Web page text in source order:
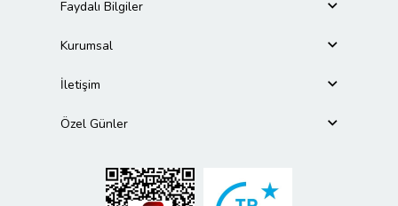
Faydalı Bilgiler
Kurumsal
İletişim
Özel Günler